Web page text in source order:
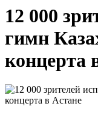
12 000
гимн
концерта